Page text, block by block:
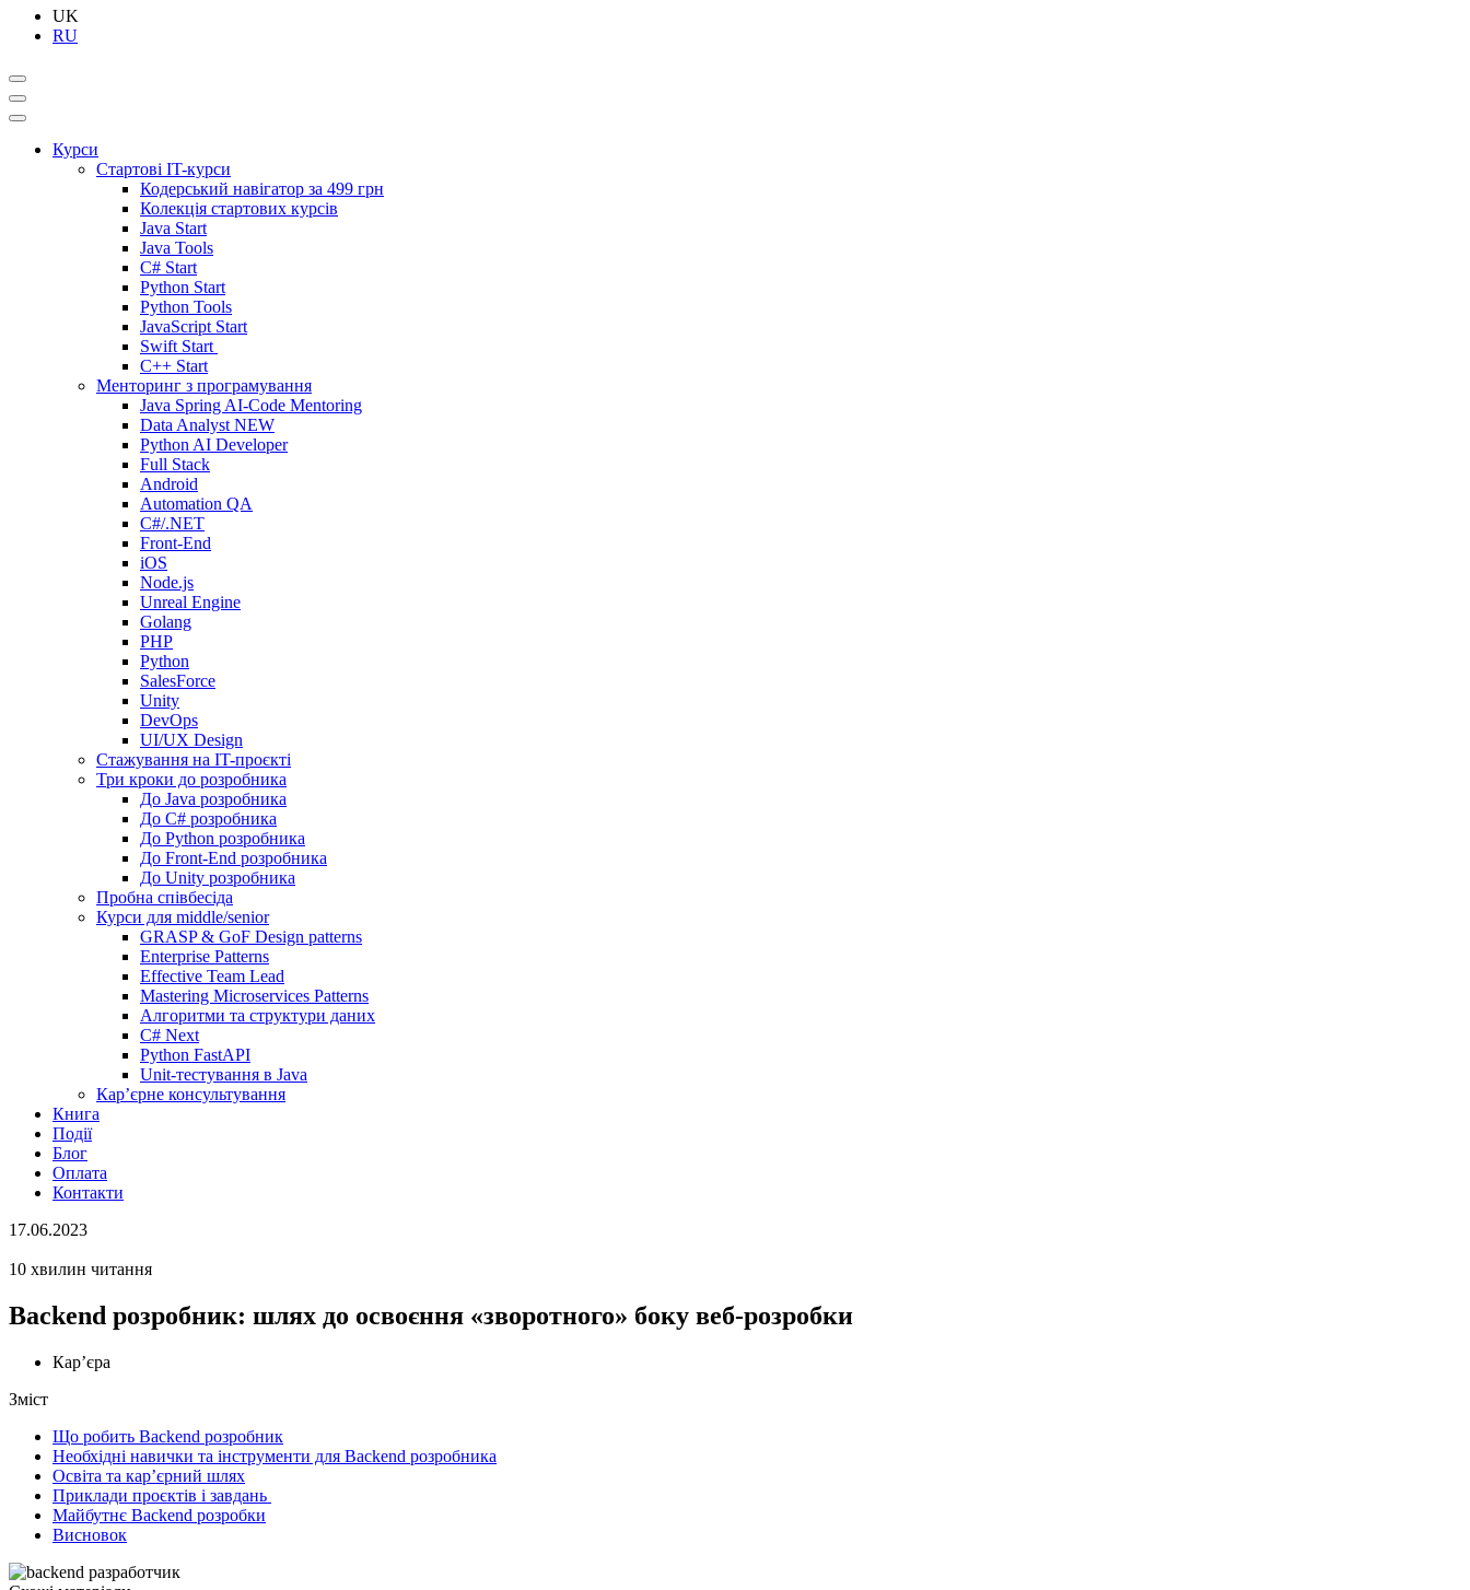
UK
RU
Курси
Стартові IT-курси
Кодерський навігатор за 499 грн
Колекція стартових курсів
Java Start
Java Tools
C# Start
Python Start
Python Tools
JavaScript Start
Swift Start
C++ Start
Менторинг з програмування
Java Spring AI-Code Mentoring
Data Analyst NEW
Python AI Developer
Full Stack
Android
Automation QA
C#/.NET
Front-End
iOS
Node.js
Unreal Engine
Golang
PHP
Python
SalesForce
Unity
DevOps
UI/UX Design
Стажування на IT-проєкті
Три кроки до розробника
До Java розробника
До C# розробника
До Python розробника
До Front-End розробника
До Unity розробника
Пробна співбесіда
Курси для middle/senior
GRASP & GoF Design patterns
Enterprise Patterns
Effective Team Lead
Mastering Microservices Patterns
Алгоритми та структури даних
C# Next
Python FastAPI
Unit-тестування в Java
Кар’єрне консультування
Книга
Події
Блог
Оплата
Контакти
17.06.2023
10 хвилин читання
Backend розробник: шлях до освоєння «зворотного» боку веб-розробки
Кар’єра
Зміст
Що робить Backend розробник
Необхідні навички та інструменти для Backend розробника
Освіта та кар’єрний шлях
Приклади проєктів і завдань
Майбутнє Backend розробки
Висновок